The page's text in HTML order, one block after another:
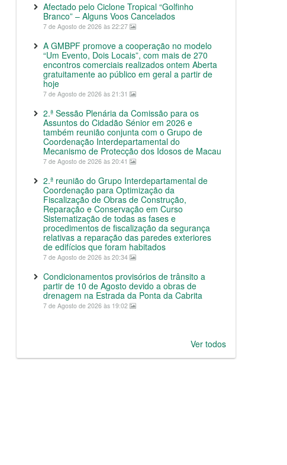
Afectado pelo Ciclone Tropical “Golfinho
Branco” – Alguns Voos Cancelados
7 de Agosto de 2026 às 22:27
A GMBPF promove a cooperação no modelo
“Um Evento, Dois Locais”, com mais de 270
encontros comerciais realizados ontem Aberta
gratuitamente ao público em geral a partir de
hoje
7 de Agosto de 2026 às 21:31
2.ª Sessão Plenária da Comissão para os
Assuntos do Cidadão Sénior em 2026 e
também reunião conjunta com o Grupo de
Coordenação Interdepartamental do
Mecanismo de Protecção dos Idosos de Macau
7 de Agosto de 2026 às 20:41
2.ª reunião do Grupo Interdepartamental de
Coordenação para Optimização da
Fiscalização de Obras de Construção,
Reparação e Conservação em Curso
Sistematização de todas as fases e
procedimentos de fiscalização da segurança
relativas a reparação das paredes exteriores
de edifícios que foram habitados
7 de Agosto de 2026 às 20:34
Condicionamentos provisórios de trânsito a
partir de 10 de Agosto devido a obras de
drenagem na Estrada da Ponta da Cabrita
7 de Agosto de 2026 às 19:02
Ver todos